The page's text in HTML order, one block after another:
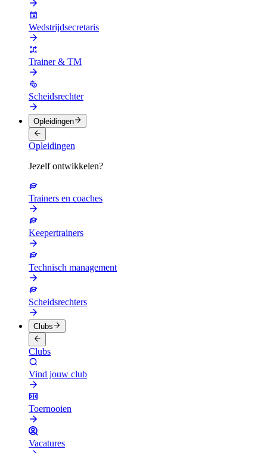
Wedstrijdsecretaris
Trainer & TM
Scheidsrechter
Opleidingen
Opleidingen
Jezelf ontwikkelen?
Trainers en coaches
Keepertrainers
Technisch management
Scheidsrechters
Clubs
Clubs
Vind jouw club
Toernooien
Vacatures